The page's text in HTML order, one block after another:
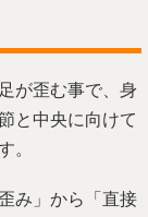
が歪む事で、身
と中央に向けて
。
み」から「直接